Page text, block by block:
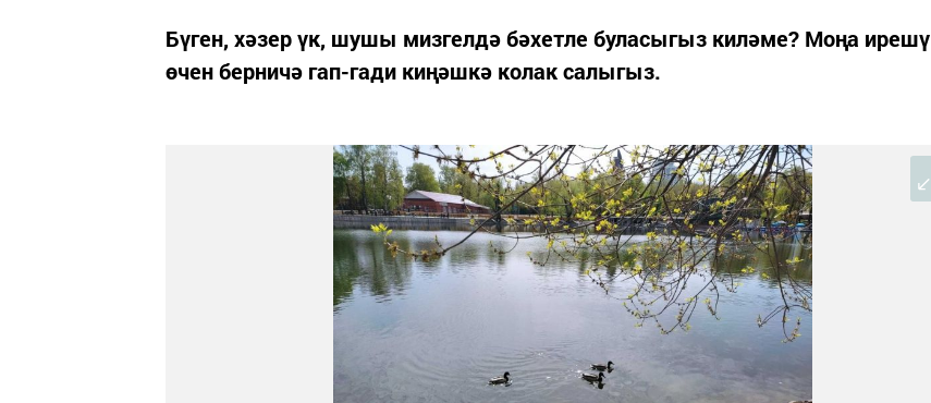
Бүген, хәзер үк, шушы мизгелдә бәхетле буласыгыз киләме? Моңа ирешү
өчен берничә гап-гади киңәшкә колак салыгыз.